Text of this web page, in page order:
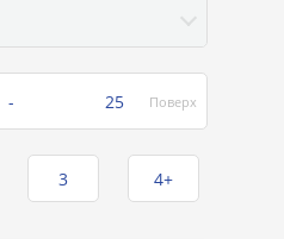
- 25 Поверх
3 4+